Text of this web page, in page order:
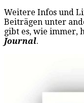
Weitere Infos und
Beiträgen unter
gibt es, wie immer,
Journal.